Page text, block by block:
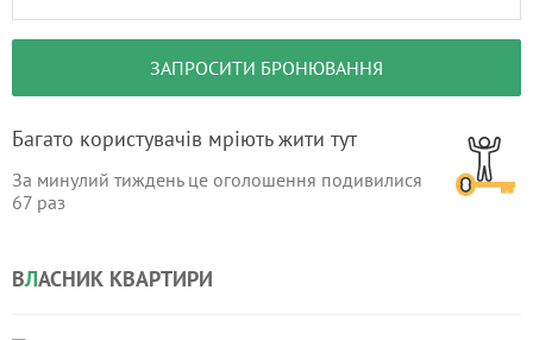
ЗАПРОСИТИ БРОНЮВАННЯ
Багато користувачів мріють жити тут
За минулий тиждень це оголошення подивилися
67 раз
ВЛАСНИК КВАРТИРИ